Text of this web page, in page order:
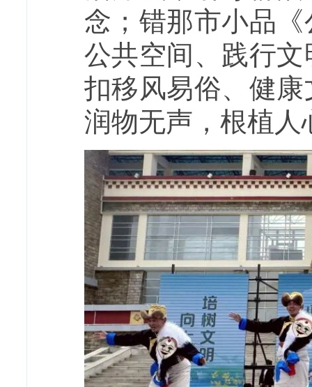
念；错那市小品
公共空间、践行
扣移风易俗、健
润物无声，根植人